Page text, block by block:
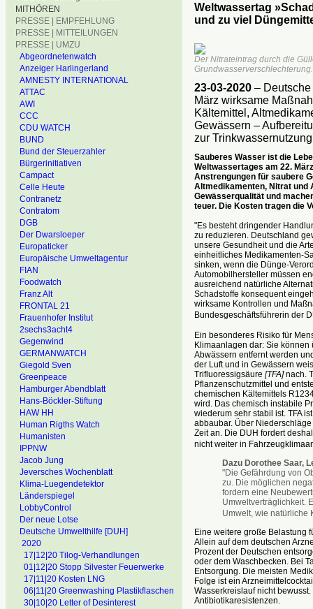
MITHÖREN
PRESSE | EMPFEHLUNG
PRESSE | MITTEILUNGEN
PRESSE | UMZU
Abgeordnetenwatch
Anzeiger Harlingerland
AMNESTY INTERNATIONAL
ATTAC
AWI
CCC
CDU WATCH
BUND
Bund der Steuerzahler
Bürgerinitiativen
Campact
Celle Heute
Contranetz
Contratom
DGB
Der Dwarsloeper
Europaticker
Europäische Umweltagentur
FIAN
Foodwatch
Franz Alt
FRONTAL 21
Frauenhofer Institut
2sechs3acht4
Gegenwind
GERMANWATCH
Giegold Sven
Greenpeace
Hamburger Abendblatt
Hans-Böckler-Stiftung
HAW HH
Human Rigths Watch
Humanisten
IPPNW
Jacob Jung
Jeversches Wochenblatt
Klima-Luegendetektor
Länderspiegel
LobbyControl
Der neue Lotse
Deutsche Umwelthilfe [DUH]
2020
17|12|20 Tilog-Verhandlungen
01|12|20 Stopp Silvester Feuerwerke
17|11|20 Kosten LNG
06|11|20 Greenwashing Plastikflaschen
30|10|20 Letter of Desinterest
Weltwassertag
und zu viel
Der Nitrateintrag durch die
Grundwasserverschlechterung.
23-03-2020– Deutsche
März wirksame
Kältemittel,
Gewässern –
zur
Sauberes Wasser ist die
Weltwassertages am 22.
Anstrengungen für saubere
Altmedikamenten, Nitrat und
Gewässerqualität und
teuer. Die Kosten tragen die
"Es besteht dringender
zu reduzieren. Deutschland
unsere Gesundheit und die
einheitliches Medikamenten-
sinken, wenn die Dünge-
Automobilhersteller müssen
ausreichend natürliche
Schadstoffe konsequent
wirksame Kontrollen und
Bundesgeschäftsführerin
Ein besonderes Risiko für
Klimaanlagen dar: Sie
Abwässern entfernt werden
der Luft und in Gewässern
Trifluoressigsäure [TFA]nach.
Pflanzenschutzmittel und
chemischen Kältemittels
wird. Das chemisch instabile
wiederum sehr stabil ist. TFA
abbaubar. Über
Zeit an. Die DUH fordert
nicht weiter in
Dazu Dorothee Saar,
"Die Gefährdung von
zu. Die möglichen
fordern eine
Umweltverträglichkeit.
Umwelt, wie
Eine weitere große Belastung
Allein auf dem deutschen
Prozent der Deutschen
oder dem Waschbecken. Bei
Entsorgung. Die meisten
Folge ist ein
Wasserkreislauf nicht
Antibiotikaresistenzen.